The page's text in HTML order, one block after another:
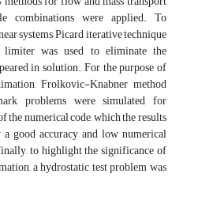
combinations were applied. To
systems, Picard iterative technique
was used to eliminate the
in solution. For the purpose of
Frolkovic-Knabner method
problems were simulated for
numerical code, which the results
good accuracy and low numerical
to highlight the significance of
a hydrostatic test problem was